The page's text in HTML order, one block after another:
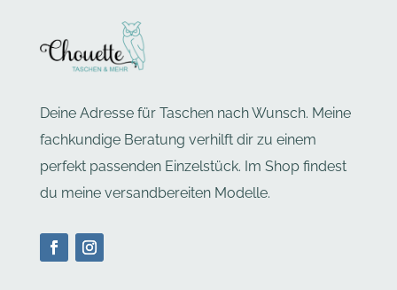
Deine Adresse für Taschen nach Wunsch. Meine
fachkundige Beratung verhilft dir zu einem
perfekt passenden Einzelstück. Im Shop findest
du meine versandbereiten Modelle.